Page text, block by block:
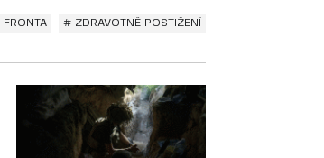
# ZDRAVOTNĚ POSTIŽENÍ